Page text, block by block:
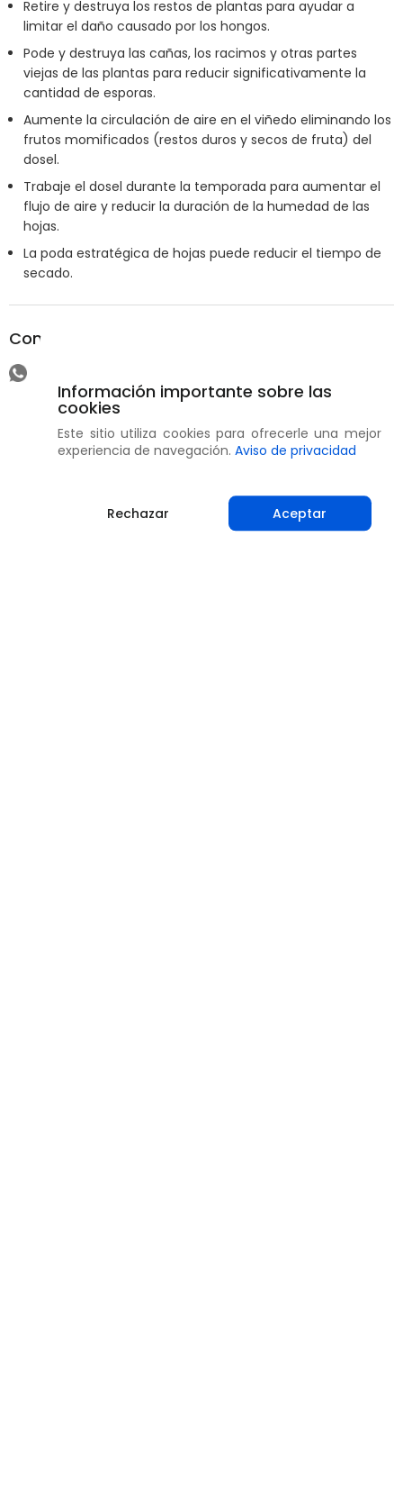
Retire y destruya los restos de plantas para ayudar a
limitar el daño causado por los hongos.
Pode y destruya las cañas, los racimos y otras partes
viejas de las plantas para reducir significativamente la
cantidad de esporas.
Aumente la circulación de aire en el viñedo eliminando los
frutos momificados (restos duros y secos de fruta) del
dosel.
Trabaje el dosel durante la temporada para aumentar el
flujo de aire y reducir la duración de la humedad de las
hojas.
La poda estratégica de hojas puede reducir el tiempo de
secado.
Compartir
Información importante sobre las
cookies
Este sitio utiliza cookies para ofrecerle una mejor
experiencia de navegación. Aviso de privacidad
Rechazar Aceptar